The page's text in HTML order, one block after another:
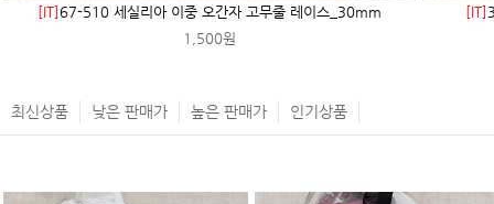
[IT]67-510 세실리아 이중 오간자 고무줄 레이스_30mm
1,500원
[IT]
최신상품 낮은 판매가 높은 판매가 인기상품